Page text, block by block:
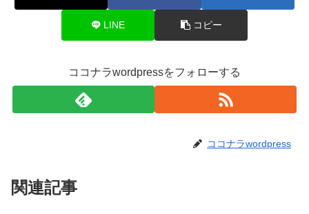
LINE コピー
ココナラwordpressをフォローする
ココナラwordpress
関連記事